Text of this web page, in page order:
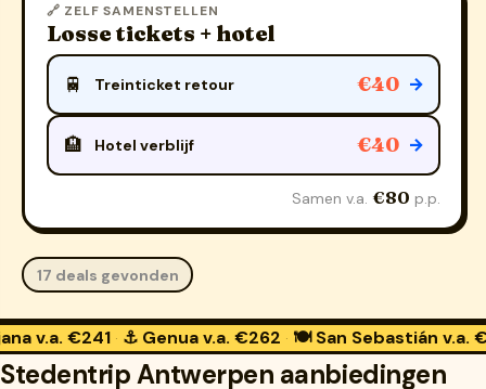
🔗 ZELF SAMENSTELLEN
Losse tickets + hotel
🚆 Treinticket retour €40 →
🏨 Hotel verblijf €40 →
Samen v.a. €80 p.p.
17 deals gevonden
· ⚓ Genuav.a. €262 · 🍽️ San Sebastiánv.a. €259 · 🛁
Stedentrip Antwerpen aanbiedingen